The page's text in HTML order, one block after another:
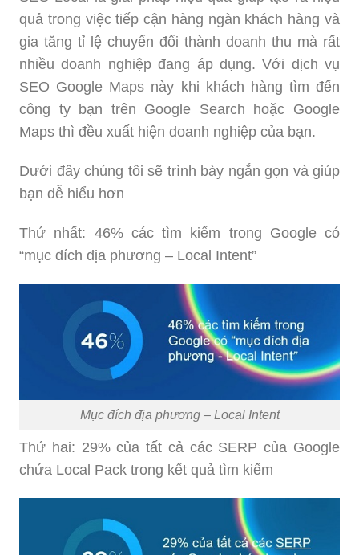
quả trong việc tiếp cận hàng ngàn khách hàng và
gia tăng tỉ lệ chuyển đổi thành doanh thu mà rất
nhiều doanh nghiệp đang áp dụng. Với dịch vụ
SEO Google Maps này khi khách hàng tìm đến
công ty bạn trên Google Search hoặc Google
Maps thì đều xuất hiện doanh nghiệp của bạn.
Dưới đây chúng tôi sẽ trình bày ngắn gọn và giúp
bạn dễ hiểu hơn
Thứ nhất: 46% các tìm kiếm trong Google có
“mục đích địa phương – Local Intent”
Mục đích địa phương – Local Intent
Thứ hai: 29% của tất cả các SERP của Google
chứa Local Pack trong kết quả tìm kiếm